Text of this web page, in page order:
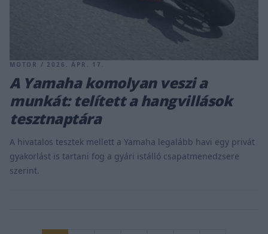
MOTOR / 2026. ÁPR. 17.
​A Yamaha komolyan veszi a
munkát: telített a hangvillások
tesztnaptára
​A hivatalos tesztek mellett a Yamaha legalább havi egy privát
gyakorlást is tartani fog a gyári istálló csapatmenedzsere
szerint.